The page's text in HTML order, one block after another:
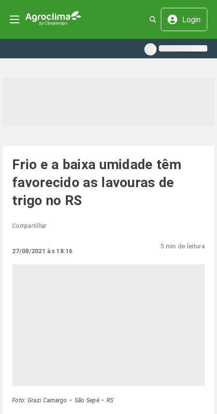
Login
Frio e a baixa umidade têm
favorecido as lavouras de
trigo no RS
Compartilhar
27/08/2021 às 18:16
5 min de leitura
Foto: Grazi Camargo – São Sepé – RS